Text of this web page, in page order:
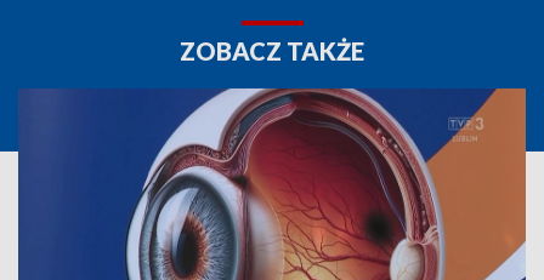
ZOBACZ TAKŻE